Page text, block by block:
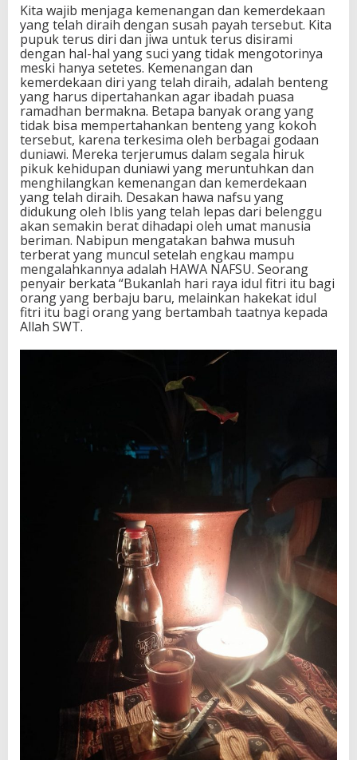
Kita wajib menjaga kemenangan dan kemerdekaan
yang telah diraih dengan susah payah tersebut. Kita
pupuk terus diri dan jiwa untuk terus disirami
dengan hal-hal yang suci yang tidak mengotorinya
meski hanya setetes. Kemenangan dan
kemerdekaan diri yang telah diraih, adalah benteng
yang harus dipertahankan agar ibadah puasa
ramadhan bermakna. Betapa banyak orang yang
tidak bisa mempertahankan benteng yang kokoh
tersebut, karena terkesima oleh berbagai godaan
duniawi. Mereka terjerumus dalam segala hiruk
pikuk kehidupan duniawi yang meruntuhkan dan
menghilangkan kemenangan dan kemerdekaan
yang telah diraih. Desakan hawa nafsu yang
didukung oleh Iblis yang telah lepas dari belenggu
akan semakin berat dihadapi oleh umat manusia
beriman. Nabipun mengatakan bahwa musuh
terberat yang muncul setelah engkau mampu
mengalahkannya adalah HAWA NAFSU. Seorang
penyair berkata “Bukanlah hari raya idul fitri itu bagi
orang yang berbaju baru, melainkan hakekat idul
fitri itu bagi orang yang bertambah taatnya kepada
Allah SWT.